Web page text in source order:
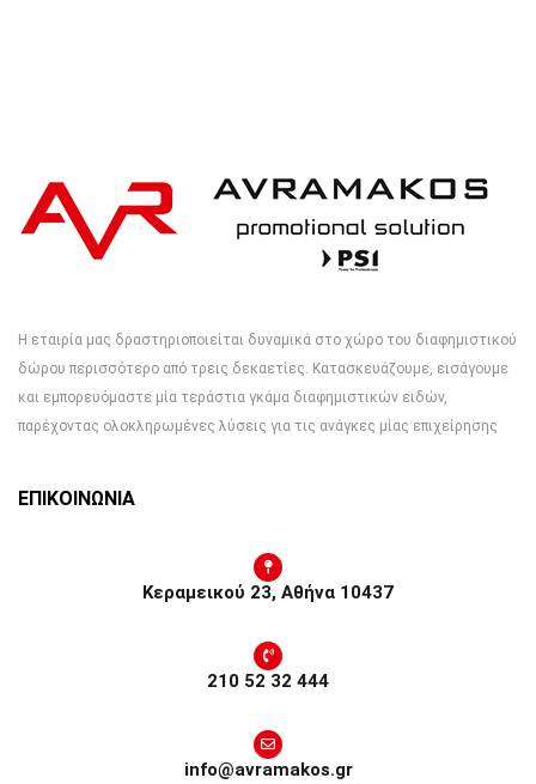
Η εταιρία μας δραστηριοποιείται δυναμικά στο χώρο του διαφημιστικού
δώρου περισσότερο από τρεις δεκαετίες. Κατασκευάζουμε, εισάγουμε
και εμπορευόμαστε μία τεράστια γκάμα διαφημιστικών ειδών,
παρέχοντας ολοκληρωμένες λύσεις για τις ανάγκες μίας επιχείρησης
ΕΠΙΚΟΙΝΩΝΙΑ
Κεραμεικού 23, Αθήνα 10437
210 52 32 444
info@avramakos.gr